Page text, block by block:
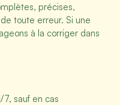
précises,
toute erreur. Si une
à la corriger dans
sauf en cas